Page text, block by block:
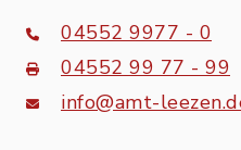
04552 9977 - 0
04552 99 77 - 99
info@amt-